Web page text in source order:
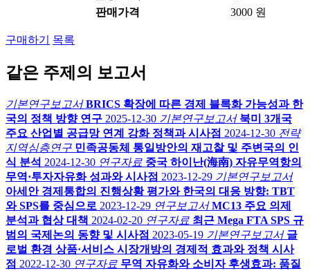
판매가격
3000 원
구매하기 목록
같은 주제의 보고서
기본연구보고서 BRICS 확장에 따른 경제 블록화 가능성과 한
국의 정책 방향 연구 2025-12-30 기본연구보고서 북미 3개국
주요 산업별 공급망 연계 강화 정책과 시사점 2024-12-30 전략
지역심층연구 민족공동체 통일방안의 재고찰 및 주변국의 인
식 분석 2024-12-30 연구자료 중국 하이난(海南) 자유무역항의
무역·투자자유화 성과와 시사점 2023-12-29 기본연구보고서
아세안 경제통합의 진행상황 평가와 한국의 대응 방향: TBT
와 SPS를 중심으로 2023-12-29 연구보고서 MC13 주요 의제
분석과 협상 대책 2024-02-20 연구자료 최근 Mega FTA SPS 규
범의 국제논의 동향 및 시사점 2023-05-19 기본연구보고서 글
로벌 환경 상품·서비스 시장개방의 경제적 효과와 정책 시사
점 2022-12-30 연구자료 무역 자유화와 소비자 후생효과: 품질